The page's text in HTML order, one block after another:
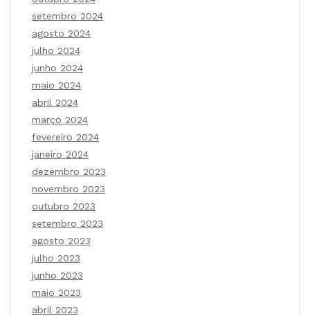
setembro 2024
agosto 2024
julho 2024
junho 2024
maio 2024
abril 2024
março 2024
fevereiro 2024
janeiro 2024
dezembro 2023
novembro 2023
outubro 2023
setembro 2023
agosto 2023
julho 2023
junho 2023
maio 2023
abril 2023